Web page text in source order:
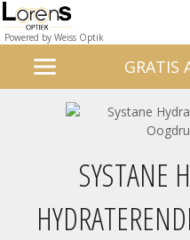
Powered by Weiss Optik
GRATIS
SYSTANE